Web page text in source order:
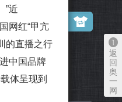
”近
网红“甲亢
的直播之行
中国品牌
体呈现到
返
回
奥
一
网